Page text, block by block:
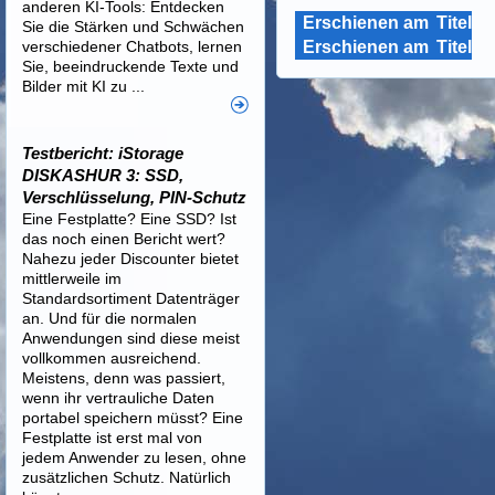
Erschienen am Titel
Erschienen am Titel
anderen KI-Tools: Entdecken
Sie die Stärken und Schwächen
verschiedener Chatbots, lernen
Sie, beeindruckende Texte und
Bilder mit KI zu ...
Testbericht: iStorage
DISKASHUR 3: SSD,
Verschlüsselung, PIN-Schutz
Eine Festplatte? Eine SSD? Ist
das noch einen Bericht wert?
Nahezu jeder Discounter bietet
mittlerweile im
Standardsortiment Datenträger
an. Und für die normalen
Anwendungen sind diese meist
vollkommen ausreichend.
Meistens, denn was passiert,
wenn ihr vertrauliche Daten
portabel speichern müsst? Eine
Festplatte ist erst mal von
jedem Anwender zu lesen, ohne
zusätzlichen Schutz. Natürlich